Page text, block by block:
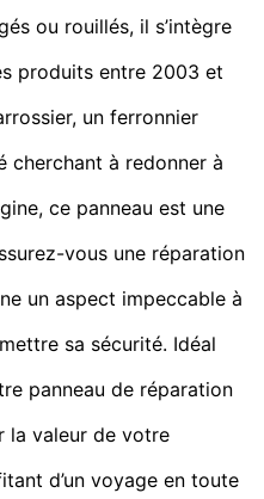
ou rouillés, il s’intègre
produits entre 2003 et
un ferronnier
cherchant à redonner à
ce panneau est une
vous une réparation
un aspect impeccable à
sa sécurité. Idéal
panneau de réparation
la valeur de votre
d’un voyage en toute